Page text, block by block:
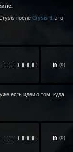
после Crysis 3 , это
(0)
уже есть идеи о том, куда
(0)